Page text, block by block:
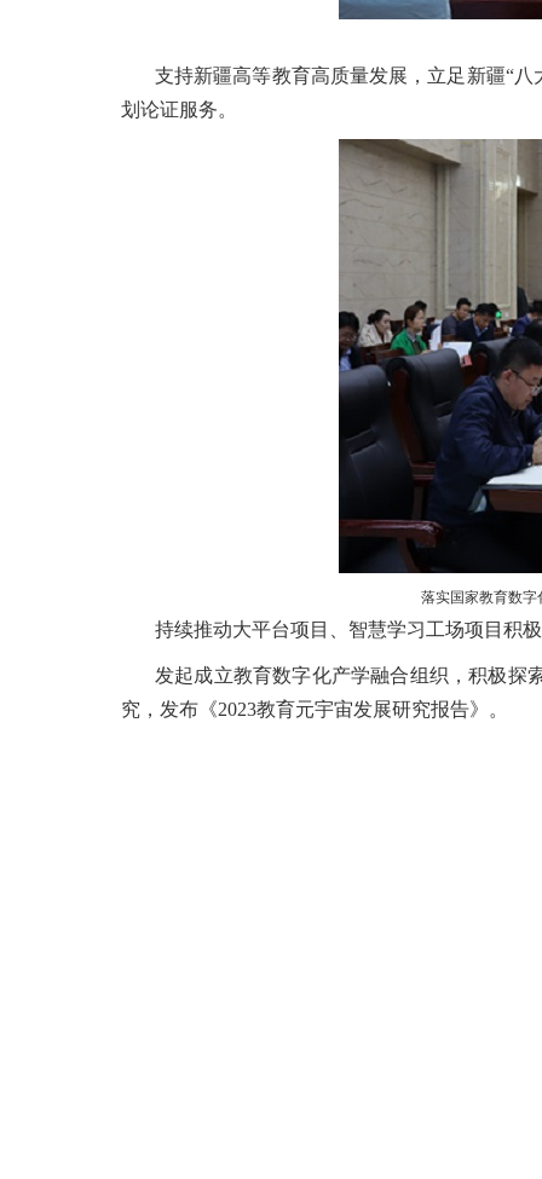
支持新疆高等教育高质量发展，立足新疆“
划论证服务。
落实国家教育数
持续推动大平台项目、智慧学习工场项目积
发起成立教育数字化产学融合组织，积极探
究，发布《2023教育元宇宙发展研究报告》。